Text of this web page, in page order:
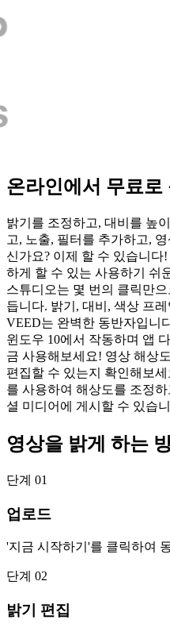
온라인에서 무료로
밝기를 조정하고, 대비를 높
고, 노출, 필터를 추가하고,
신가요? 이제 할 수 있습니
하게 할 수 있는 사용하기 쉬
스튜디오는 몇 번의 클릭만
듭니다. 밝기, 대비, 색상 프
VEED는 완벽한 동반자입니
윈도우 10에서 작동하며 앱
금 사용해보세요! 영상 해상
편집할 수 있는지 확인해보
를 사용하여 해상도를 조정
셜 미디어에 게시할 수 있습
영상을 밝게 하는
단계 01
업로드
'지금 시작하기'를 클릭하여
단계 02
밝기 편집